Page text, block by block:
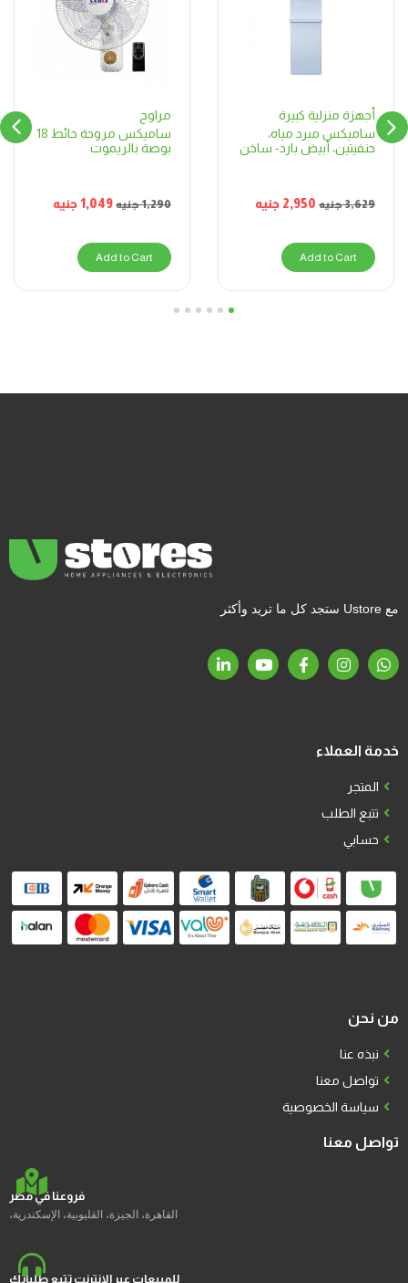
أجهزة منزلية كبيرة
ساميكس مبرد مياه،
حنفيتين، أبيض بارد- ساخن
3,629جنيه 2,950 جنيه
Add to Cart
مراوح
ساميكس مروحة حائط 18
بوصة بالريموت
1,290جنيه 1,049جنيه
Add to Cart
1
2
مع Ustore ستجد كل ما تريد وأكثر
خدمة العملاء
المتجر
تتبع الطلب
حسابي
من نحن
نبذه عنا
تواصل معنا
سياسة الخصوصية
تواصل معنا
فروعنا في مصر
القاهرة، الجيزة، القليوبية، الإسكندرية،
للمبيعات عبر الإنترنت تتبع طلباتك